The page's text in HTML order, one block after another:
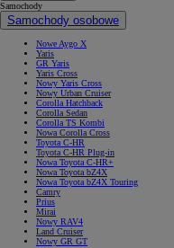
Samochody
Samochody osobowe
Nowe Aygo X
Yaris
GR Yaris
Yaris Cross
Nowy Yaris Cross
Nowy Urban Cruiser
Corolla Hatchback
Corolla Sedan
Corolla TS Kombi
Nowa Corolla Cross
Toyota C-HR
Toyota C-HR Plug-in
Nowa Toyota C-HR+
Nowa Toyota bZ4X
Nowa Toyota bZ4X Touring
Camry
Prius
Mirai
Nowy RAV4
Land Cruiser
Nowy GR GT